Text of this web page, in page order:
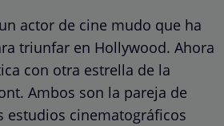
actor de cine mudo que ha
triunfar en Hollywood. Ahora
con otra estrella de la
Ambos son la pareja de
estudios cinematográficos